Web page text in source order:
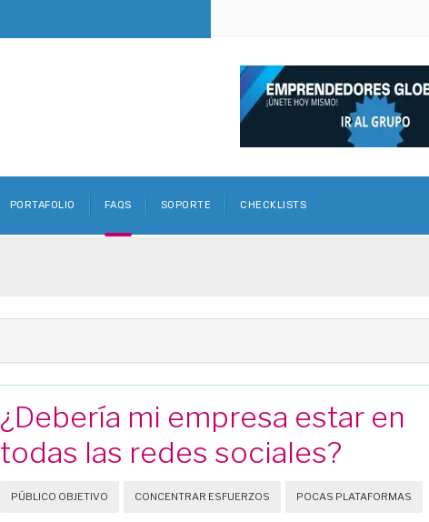
PORTAFOLIO FAQS SOPORTE CHECKLISTS
¿Debería mi empresa estar en
todas las redes sociales?
PÚBLICO OBJETIVO CONCENTRAR ESFUERZOS POCAS PLATAFORMAS